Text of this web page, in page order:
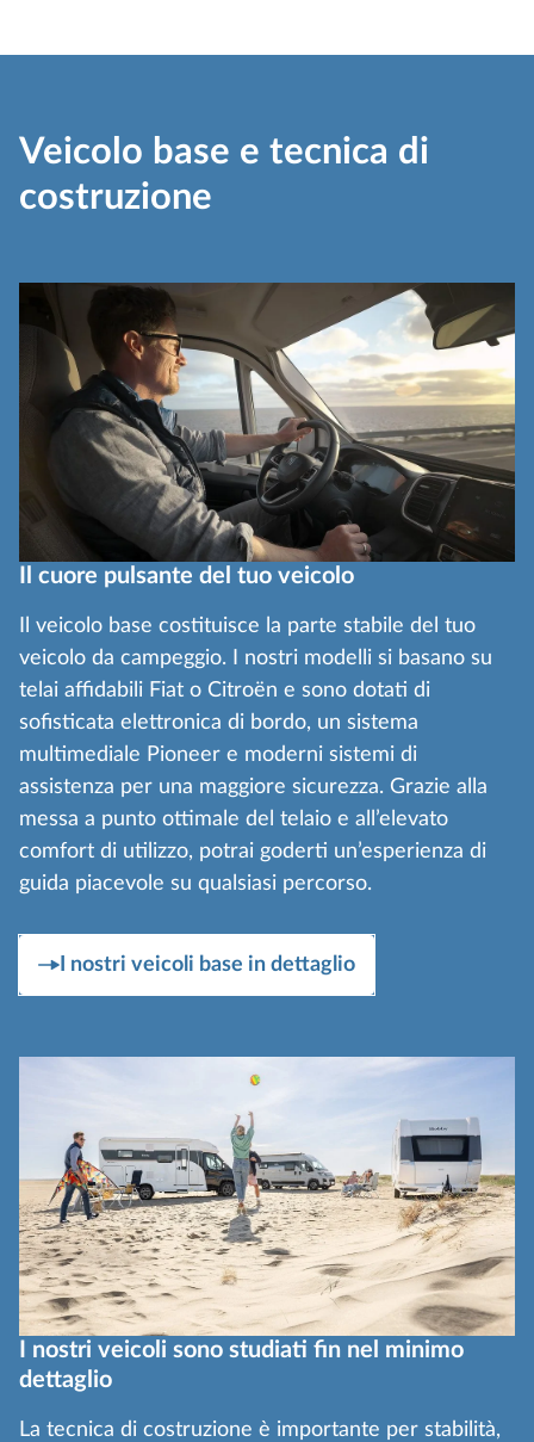
Veicolo base e tecnica di
costruzione
Il cuore pulsante del tuo veicolo
Il veicolo base costituisce la parte stabile del tuo
veicolo da campeggio. I nostri modelli si basano su
telai affidabili Fiat o Citroën e sono dotati di
sofisticata elettronica di bordo, un sistema
multimediale Pioneer e moderni sistemi di
assistenza per una maggiore sicurezza. Grazie alla
messa a punto ottimale del telaio e all’elevato
comfort di utilizzo, potrai goderti un’esperienza di
guida piacevole su qualsiasi percorso.
I nostri veicoli base in dettaglio
I nostri veicoli sono studiati fin nel minimo
dettaglio
La tecnica di costruzione è importante per stabilità,